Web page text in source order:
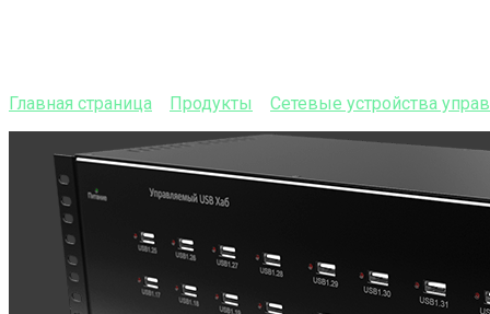
Главная страница Продукты Сетевые устройства